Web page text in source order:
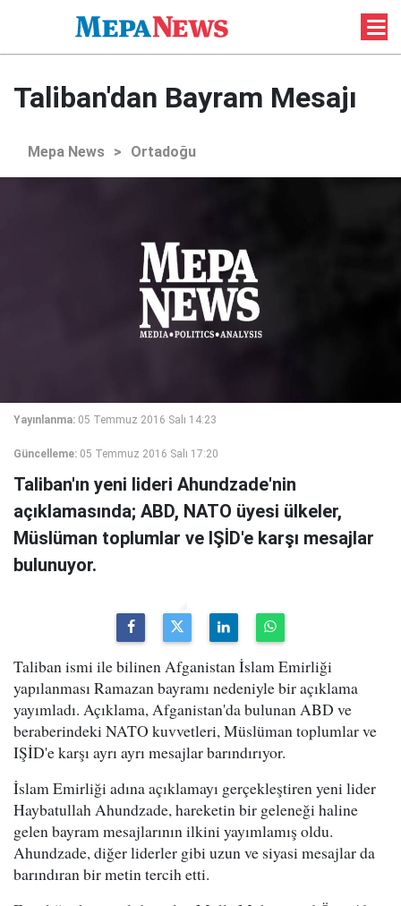
Taliban'dan Bayram Mesajı
Mepa News > Ortadoğu
Yayınlanma: 05 Temmuz 2016 Salı 14:23
Güncelleme: 05 Temmuz 2016 Salı 17:20
Taliban'ın yeni lideri Ahundzade'nin
açıklamasında; ABD, NATO üyesi ülkeler,
Müslüman toplumlar ve IŞİD'e karşı mesajlar
bulunuyor.
Taliban ismi ile bilinen Afganistan İslam Emirliği
yapılanması Ramazan bayramı nedeniyle bir açıklama
yayımladı. Açıklama, Afganistan'da bulunan ABD ve
beraberindeki NATO kuvvetleri, Müslüman toplumlar ve
IŞİD'e karşı ayrı ayrı mesajlar barındırıyor.
İslam Emirliği adına açıklamayı gerçekleştiren yeni lider
Haybatullah Ahundzade, hareketin bir geleneği haline
gelen bayram mesajlarının ilkini yayımlamış oldu.
Ahundzade, diğer liderler gibi uzun ve siyasi mesajlar da
barındıran bir metin tercih etti.